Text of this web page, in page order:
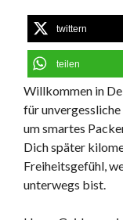
twittern
teilen
Willkommen in
für
um smartes
Dich später
Freiheitsgefühl,
unterwegs bist.